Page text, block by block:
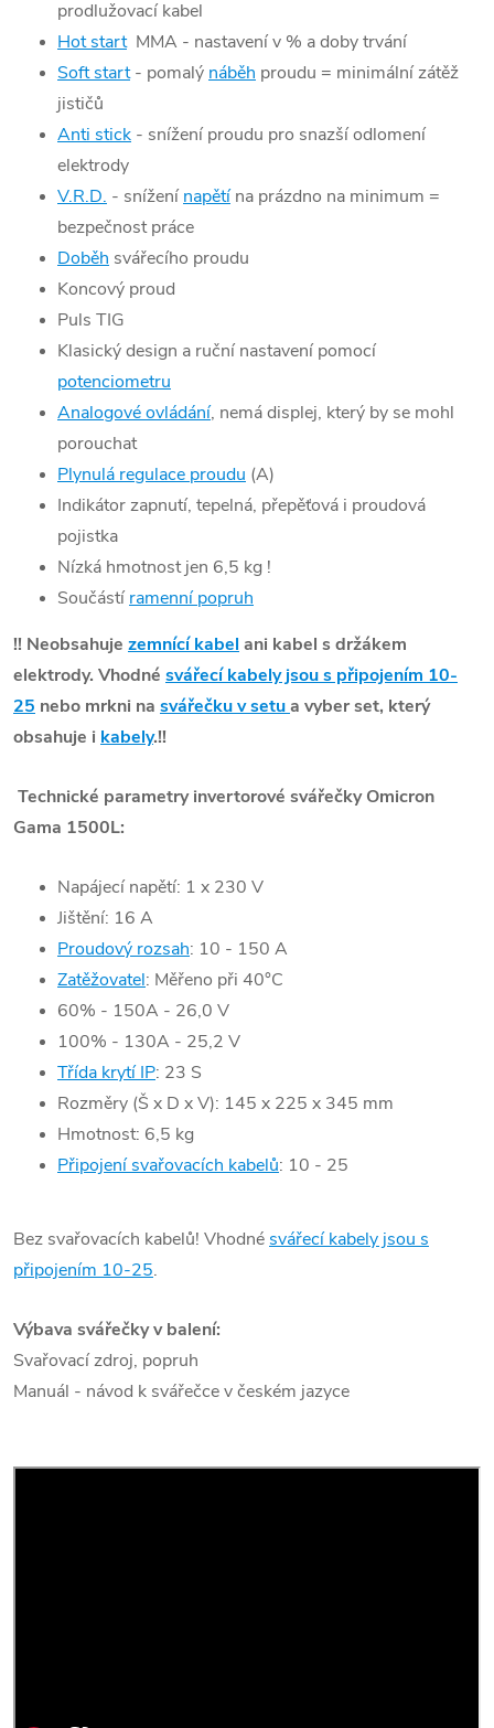
prodlužovací kabel
Hot startMMA - nastavení v % a doby trvání
Soft start- pomalý náběh proudu = minimální zátěž
jističů
Anti stick - snížení proudu pro snazší odlomení
elektrody
V.R.D. - snížení napětína prázdno na minimum =
bezpečnost práce
Doběh svářecího proudu
Koncový proud
Puls TIG
Klasický design a ruční nastavení pomocí
potenciometru
Analogové ovládání, nemá displej, který by se mohl
porouchat
Plynulá regulace proudu (A)
Indikátor zapnutí, tepelná, přepěťová i proudová
pojistka
Nízká hmotnost jen 6,5 kg !
Součástí ramenní popruh
!! Neobsahuje zemnící kabel ani kabel s držákem
elektrody. Vhodné svářecí kabely jsou s připojením 10-
25 nebo mrkni na svářečku v setua vyber set, který
obsahuje i kabely.!!
Technické parametry invertorové svářečky Omicron
Gama 1500L:
Napájecí napětí: 1 x 230 V
Jištění: 16 A
Proudový rozsah: 10 - 150 A
Zatěžovatel: Měřeno při 40°C
60% - 150A - 26,0 V
100% - 130A - 25,2 V
Třída krytí IP: 23 S
Rozměry (Š x D x V): 145 x 225 x 345 mm
Hmotnost: 6,5 kg
Připojení svařovacích kabelů: 10 - 25
Bez svařovacích kabelů! Vhodnésvářecí kabely jsou s
připojením 10-25.
Výbava svářečky v balení:
Svařovací zdroj, popruh
Manuál - návod k svářečce v českém jazyce